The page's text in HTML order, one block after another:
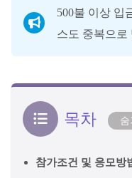
500불 이상 입
스도 중복으로
목차 숨
참가조건 및 응모방